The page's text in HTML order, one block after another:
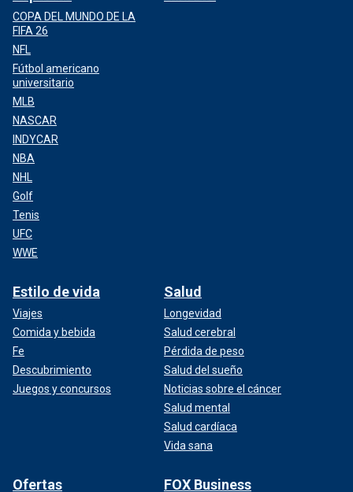
COPA DEL MUNDO DE LA
FIFA 26
NFL
Fútbol americano
universitario
MLB
NASCAR
INDYCAR
NBA
NHL
Golf
Tenis
UFC
WWE
Estilo de vida
Viajes
Comida y bebida
Fe
Descubrimiento
Juegos y concursos
Salud
Longevidad
Salud cerebral
Pérdida de peso
Salud del sueño
Noticias sobre el cáncer
Salud mental
Salud cardíaca
Vida sana
Ofertas FOX Business